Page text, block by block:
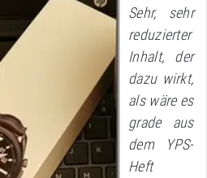
Sehr, sehr
reduzierter
Inhalt, der
dazu wirkt,
als wäre es
grade aus
dem YPS-
Heft